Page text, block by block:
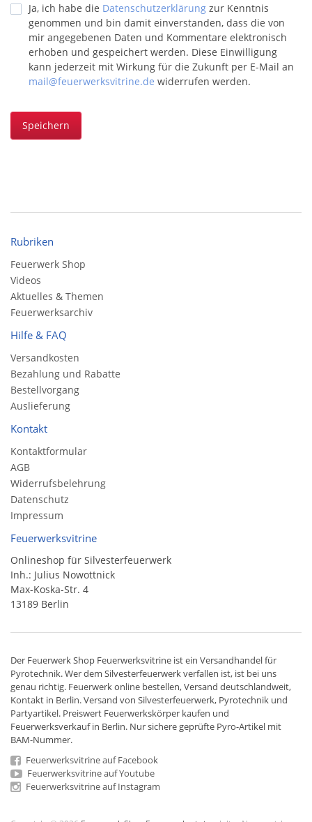
Ja, ich habe die Datenschutzerklärung zur Kenntnis
genommen und bin damit einverstanden, dass die von
mir angegebenen Daten und Kommentare elektronisch
erhoben und gespeichert werden. Diese Einwilligung
kann jederzeit mit Wirkung für die Zukunft per E-Mail an
mail@feuerwerksvitrine.de widerrufen werden.
Speichern
Rubriken
Feuerwerk Shop
Videos
Aktuelles & Themen
Feuerwerksarchiv
Hilfe & FAQ
Versandkosten
Bezahlung und Rabatte
Bestellvorgang
Auslieferung
Kontakt
Kontaktformular
AGB
Widerrufsbelehrung
Datenschutz
Impressum
Feuerwerksvitrine
Onlineshop für Silvesterfeuerwerk
Inh.: Julius Nowottnick
Max-Koska-Str. 4
13189 Berlin
Der Feuerwerk Shop Feuerwerksvitrine ist ein Versandhandelfür
Pyrotechnik. Wer dem Silvesterfeuerwerk verfallen ist, ist bei uns
genau richtig. Feuerwerk online bestellen,Versand deutschlandweit,
Kontakt in Berlin. Versand von Silvesterfeuerwerk, Pyrotechnik und
Partyartikel. Preiswert Feuerwerkskörper kaufen und
Feuerwerksverkauf in Berlin. Nur sichere geprüfte Pyro-Artikel mit
BAM-Nummer.
Feuerwerksvitrine auf Facebook
Feuerwerksvitrine auf Youtube
Feuerwerksvitrine auf Instagram